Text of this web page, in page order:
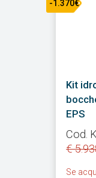
-1.370€
Kit
EPS
Cod.
€
Se